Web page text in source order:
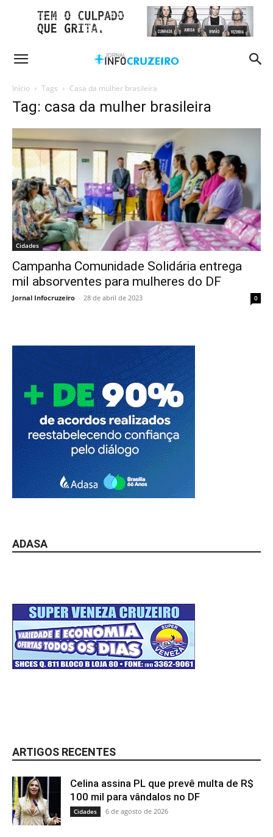
Início Tags Casa da mulher brasileira
Tag: casa da mulher brasileira
Cidades
Campanha Comunidade Solidária entrega
mil absorventes para mulheres do DF
Jornal Infocruzeiro - 28 de abril de 2023 0
ADASA
ARTIGOS RECENTES
Celina assina PL que prevê multa de R$
100 mil para vândalos no DF
Cidades 6 de agosto de 2026